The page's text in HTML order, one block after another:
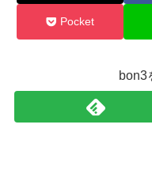
Pocket
bon3